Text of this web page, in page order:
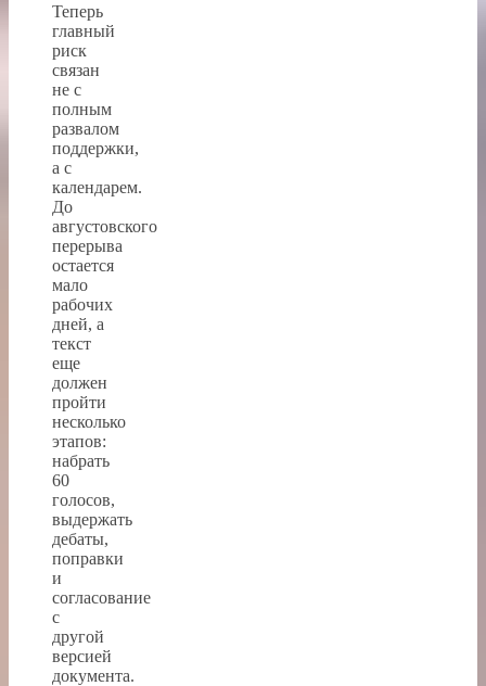
Теперь
главный
риск
связан
не с
полным
развалом
поддержки,
а с
календарем.
До
августовского
перерыва
остается
мало
рабочих
дней, а
текст
еще
должен
пройти
несколько
этапов:
набрать
60
голосов,
выдержать
дебаты,
поправки
и
согласование
с
другой
версией
документа.